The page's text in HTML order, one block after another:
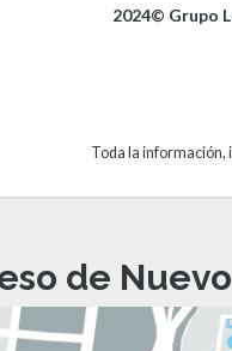
2024© Grupo
Toda la información,
de